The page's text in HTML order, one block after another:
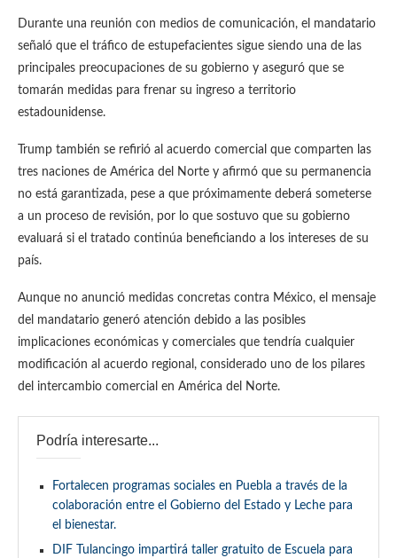
Durante una reunión con medios de comunicación, el mandatario
señaló que el tráfico de estupefacientes sigue siendo una de las
principales preocupaciones de su gobierno y aseguró que se
tomarán medidas para frenar su ingreso a territorio
estadounidense.
Trump también se refirió al acuerdo comercial que comparten las
tres naciones de América del Norte y afirmó que su permanencia
no está garantizada, pese a que próximamente deberá someterse
a un proceso de revisión, por lo que sostuvo que su gobierno
evaluará si el tratado continúa beneficiando a los intereses de su
país.
Aunque no anunció medidas concretas contra México, el mensaje
del mandatario generó atención debido a las posibles
implicaciones económicas y comerciales que tendría cualquier
modificación al acuerdo regional, considerado uno de los pilares
del intercambio comercial en América del Norte.
Podría interesarte...
Fortalecen programas sociales en Puebla a través de la
colaboración entre el Gobierno del Estado y Leche para
el bienestar.
DIF Tulancingo impartirá taller gratuito de Escuela para